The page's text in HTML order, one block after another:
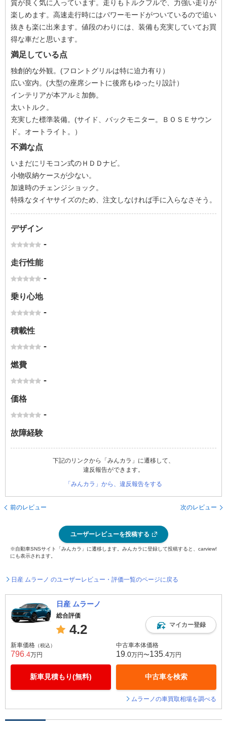
質が良く気に入っています。走りもトルクフルで、力強い走りが
楽しめます。高速走行時にはパワーモードがついているので追い
抜きも楽に出来ます。値段のわりには、装備も充実していてお買
得な車だと思います。
満足している点
独創的な外観。(フロントグリルは特に迫力有り）
広い室内。(大型の座席シートに後席もゆったり設計）
インテリアが本アルミ加飾。
太いトルク。
充実した標準装備。(サイド、バックモニター。ＢＯＳＥサウン
ド。オートライト。）
不満な点
いまだにリモコン式のＨＤＤナビ。
小物収納ケースが少ない。
加速時のチェンジショック。
特殊なタイヤサイズのため、注文しなければ手に入らなさそう。
デザイン
-
走行性能
-
乗り心地
-
積載性
-
燃費
-
価格
-
故障経験
下記のリンクから「みんカラ」に遷移して、
違反報告ができます。
「みんカラ」から、違反報告をする
前のレビュー 次のレビュー
ユーザーレビューを投稿する
※自動車SNSサイト「みんカラ」に遷移します。みんカラに登録して投稿すると、carview!
にも表示されます。
日産 ムラーノ のユーザーレビュー・評価一覧のページに戻る
日産 ムラーノ
総合評価
4.2 マイカー登録
新車価格 （税込）
796 .4万円
新車見積もり(無料)
中古車本体価格
19 .0万円〜135 .4万円
中古車を検索
ムラーノの車買取相場を調べる